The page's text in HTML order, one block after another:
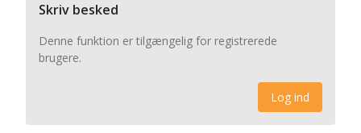
Skriv besked
Denne funktion er tilgængelig for registrerede
brugere.
Log ind